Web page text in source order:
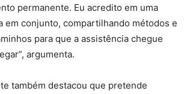
permanente. Eu acredito em uma
em conjunto, compartilhando métodos e
para que a assistência chegue
argumenta.
também destacou que pretende